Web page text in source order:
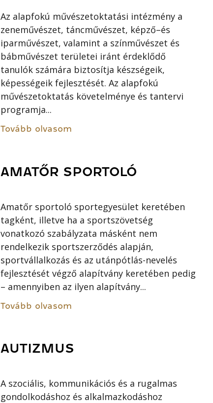
Az alapfokú művészetoktatási intézmény a
zeneművészet, táncművészet, képző–és
iparművészet, valamint a színművészet és
bábművészet területei iránt érdeklődő
tanulók számára biztosítja készségeik,
képességeik fejlesztését. Az alapfokú
művészetoktatás követelménye és tantervi
programja...
Tovább olvasom
AMATŐR SPORTOLÓ
Amatőr sportoló sportegyesület keretében
tagként, illetve ha a sportszövetség
vonatkozó szabályzata másként nem
rendelkezik sportszerződés alapján,
sportvállalkozás és az utánpótlás-nevelés
fejlesztését végző alapítvány keretében pedig
– amennyiben az ilyen alapítvány...
Tovább olvasom
AUTIZMUS
A szociális, kommunikációs és a rugalmas
gondolkodáshoz és alkalmazkodáshoz